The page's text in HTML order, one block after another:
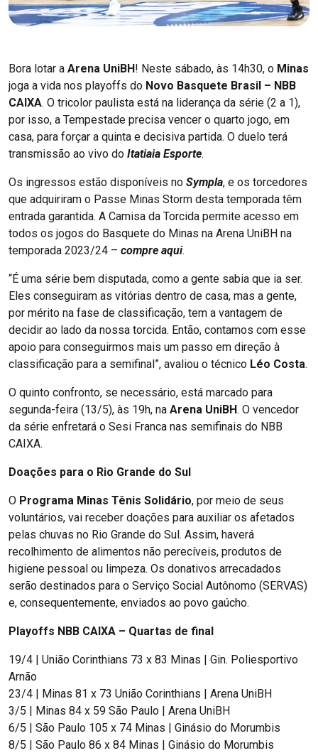
Bora lotar a Arena UniBH! Neste sábado, às 14h30, o Minas
joga a vida nos playoffs do Novo Basquete Brasil – NBB
CAIXA. O tricolor paulista está na liderança da série (2 a 1),
por isso, a Tempestade precisa vencer o quarto jogo, em
casa, para forçar a quinta e decisiva partida. O duelo terá
transmissão ao vivo do Itatiaia Esporte.
Os ingressos estão disponíveis no Sympla, e os torcedores
que adquiriram o Passe Minas Storm desta temporada têm
entrada garantida. A Camisa da Torcida permite acesso em
todos os jogos do Basquete do Minas na Arena UniBH na
temporada 2023/24 – compre aqui.
“É uma série bem disputada, como a gente sabia que ia ser.
Eles conseguiram as vitórias dentro de casa, mas a gente,
por mérito na fase de classificação, tem a vantagem de
decidir ao lado da nossa torcida. Então, contamos com esse
apoio para conseguirmos mais um passo em direção à
classificação para a semifinal”, avaliou o técnico Léo Costa.
O quinto confronto, se necessário, está marcado para
segunda-feira (13/5), às 19h, na Arena UniBH. O vencedor
da série enfretará o Sesi Franca nas semifinais do NBB
CAIXA.
Doações para o Rio Grande do Sul
O Programa Minas Tênis Solidário, por meio de seus
voluntários, vai receber doações para auxiliar os afetados
pelas chuvas no Rio Grande do Sul. Assim, haverá
recolhimento de alimentos não perecíveis, produtos de
higiene pessoal ou limpeza. Os donativos arrecadados
serão destinados para o Serviço Social Autônomo (SERVAS)
e, consequentemente, enviados ao povo gaúcho.
Playoffs NBB CAIXA – Quartas de final
19/4 | União Corinthians 73 x 83 Minas | Gin. Poliesportivo
Arnão
23/4 | Minas 81 x 73 União Corinthians | Arena UniBH
3/5 | Minas 84 x 59 São Paulo | Arena UniBH
6/5 | São Paulo 105 x 74 Minas | Ginásio do Morumbis
8/5 | São Paulo 86 x 84 Minas | Ginásio do Morumbis